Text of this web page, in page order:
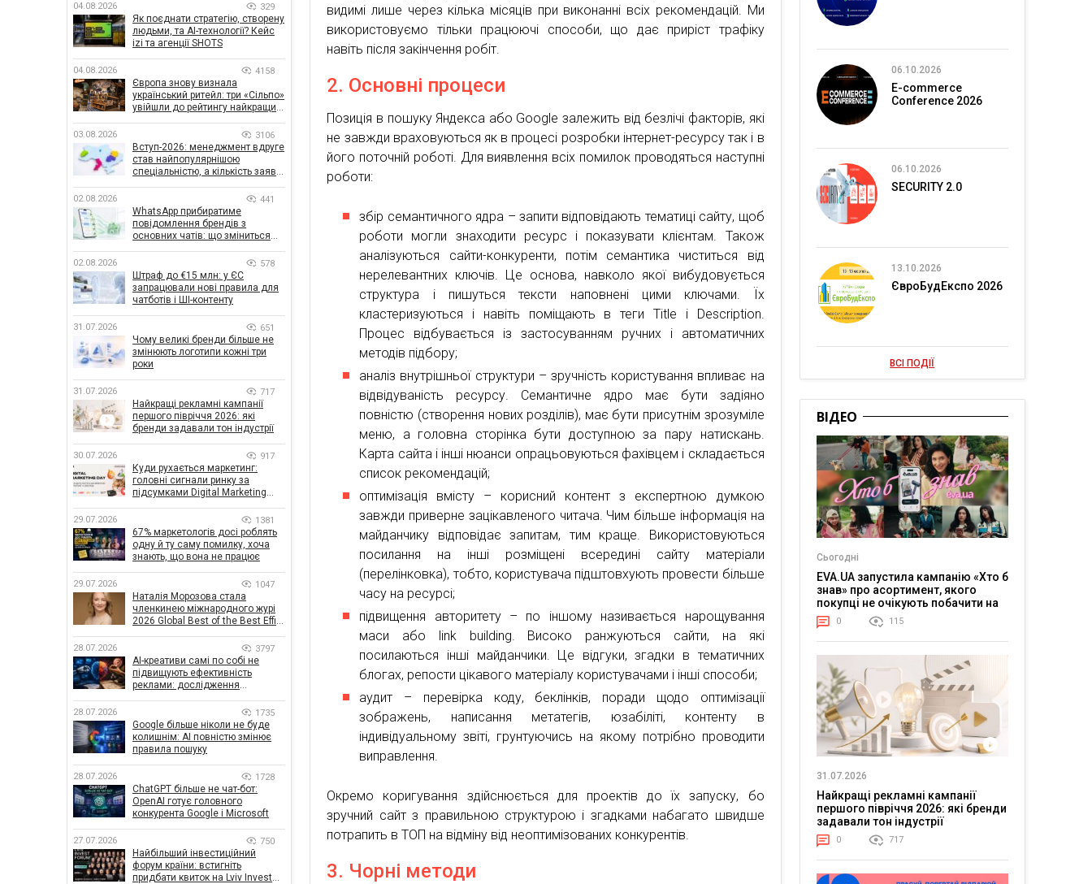
видимі лише через кілька місяців при виконанні всіх рекомендацій. Ми
використовуємо тільки працюючі способи, що дає приріст трафіку
навіть після закінчення робіт.
2. Основні процеси
Позиція в пошуку Яндекса або Google залежить від безлічі факторів, які
не завжди враховуються як в процесі розробки інтернет-ресурсу так і в
його поточній роботі. Для виявлення всіх помилок проводяться наступні
роботи:
збір семантичного ядра – запити відповідають тематиці сайту, щоб
роботи могли знаходити ресурс і показувати клієнтам. Також
аналізуються сайти-конкуренти, потім семантика чиститься від
нерелевантних ключів. Це основа, навколо якої вибудовується
структура і пишуться тексти наповнені цими ключами. Їх
кластеризуються і навіть поміщають в теги Title і Description.
Процес відбувається із застосуванням ручних і автоматичних
методів підбору;
аналіз внутрішньої структури – зручність користування впливає на
відвідуваність ресурсу. Семантичне ядро має бути задіяно
повністю (створення нових розділів), має бути присутнім зрозуміле
меню, а головна сторінка бути доступною за пару натискань.
Карта сайта і інші нюанси опрацьовуються фахівцем і складається
список рекомендацій;
оптимізація вмісту – корисний контент з експертною думкою
завжди приверне зацікавленого читача. Чим більше інформація на
майданчику відповідає запитам, тим краще. Використовуються
посилання на інші розміщені всередині сайту матеріали
(перелінковка), тобто, користувача підштовхують провести більше
часу на ресурсі;
підвищення авторитету – по іншому називається нарощування
маси або link building. Високо ранжуються сайти, на які
посилаються інші майданчики. Це відгуки, згадки в тематичних
блогах, репости цікавого матеріалу користувачами і інші способи;
аудит – перевірка коду, беклінків, поради щодо оптимізації
зображень, написання метатегів, юзабіліті, контенту в
індивідуальному звіті, грунтуючись на якому потрібно проводити
виправлення.
Окремо коригування здійснюється для проектів до їх запуску, бо
зручний сайт з правильною структурою і згадками набагато швидше
потрапить в ТОП на відміну від неоптимізованих конкурентів.
3. Чорні методи
04.08.2026 329
Як поєднати стратегію, створену
людьми, та AI-технології? Кейс
izi та агенції SHOTS
04.08.2026 4158
Європа знову визнала
український ритейл: три «Сільпо»
увійшли до рейтингу найкращих
03.08.2026 3106
Вступ-2026: менеджмент вдруге
став найпопулярнішою
спеціальністю, а кількість заяв
02.08.2026 441
WhatsApp прибиратиме
повідомлення брендів з
основних чатів: що зміниться
02.08.2026 578
Штраф до €15 млн: у ЄС
запрацювали нові правила для
чатботів і ШІ-контенту
31.07.2026 651
Чому великі бренди більше не
змінюють логотипи кожні три
роки
31.07.2026 717
Найкращі рекламні кампанії
першого півріччя 2026: які
бренди задавали тон індустрії
30.07.2026 917
Куди рухається маркетинг:
головні сигнали ринку за
підсумками Digital Marketing
29.07.2026 1381
67% маркетологів досі роблять
одну й ту саму помилку, хоча
знають, що вона не працює
29.07.2026 1047
Наталія Морозова стала
членкинею міжнародного журі
2026 Global Best of the Best Effie
28.07.2026 3797
AI-креативи самі по собі не
підвищують ефективність
реклами: дослідження
впливає на ефективність
кампаній
28.07.2026 1735
Google більше ніколи не буде
колишнім: AI повністю змінює
правила пошуку
28.07.2026 1728
ChatGPT більше не чат-бот:
OpenAI готує головного
конкурента Google і Microsoft
27.07.2026 750
Найбільший інвестиційний
форум країни: встигніть
придбати квиток на Lviv Invest
06.10.2026
E-commerce
Conference 2026
06.10.2026
SECURITY 2.0
13.10.2026
ЄвроБудЕкспо 2026
ВСІ ПОДІЇ
ВІДЕО
Сьогодні
EVA.UA запустила кампанію «Хто б
знав» про асортимент, якого
покупці не очікують побачити на
платформі
0 115
31.07.2026
Найкращі рекламні кампанії
першого півріччя 2026: які бренди
задавали тон індустрії
0 717